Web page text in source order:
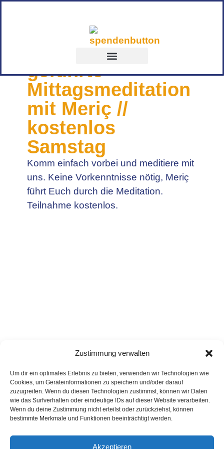
Zustimmung verwalten
Um dir ein optimales Erlebnis zu bieten, verwenden wir Technologien wie
Cookies, um Geräteinformationen zu speichern und/oder darauf
zuzugreifen. Wenn du diesen Technologien zustimmst, können wir Daten
wie das Surfverhalten oder eindeutige IDs auf dieser Website verarbeiten.
Wenn du deine Zustimmung nicht erteilst oder zurückziehst, können
bestimmte Merkmale und Funktionen beeinträchtigt werden.
Akzeptieren
13:00
geführte
Mittagsmeditation
mit Meriç //
kostenlos
Samstag
Komm einfach vorbei und meditiere mit
uns. Keine Vorkenntnisse nötig, Meriç
führt Euch durch die Meditation.
Teilnahme kostenlos.